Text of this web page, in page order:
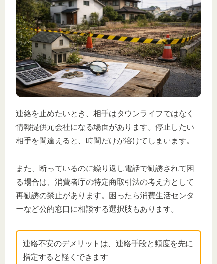
連絡を止めたいとき、相手はタウンライフではなく
情報提供元会社になる場面があります。停止したい
相手を間違えると、時間だけが溶けてしまいます。
また、断っているのに繰り返し電話で勧誘されて困
る場合は、消費者庁の特定商取引法の考え方として
再勧誘の禁止があります。困ったら消費生活センタ
ーなど公的窓口に相談する選択肢もあります。
連絡不安のデメリットは、連絡手段と頻度を先に
指定すると軽くできます